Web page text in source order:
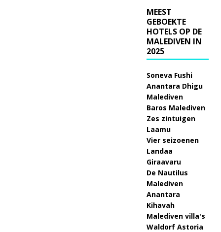
MEEST
GEBOEKTE
HOTELS OP DE
MALEDIVEN IN
2025
Soneva Fushi
Anantara Dhigu
Malediven
Baros Malediven
Zes zintuigen
Laamu
Vier seizoenen
Landaa
Giraavaru
De Nautilus
Malediven
Anantara
Kihavah
Malediven villa's
Waldorf Astoria